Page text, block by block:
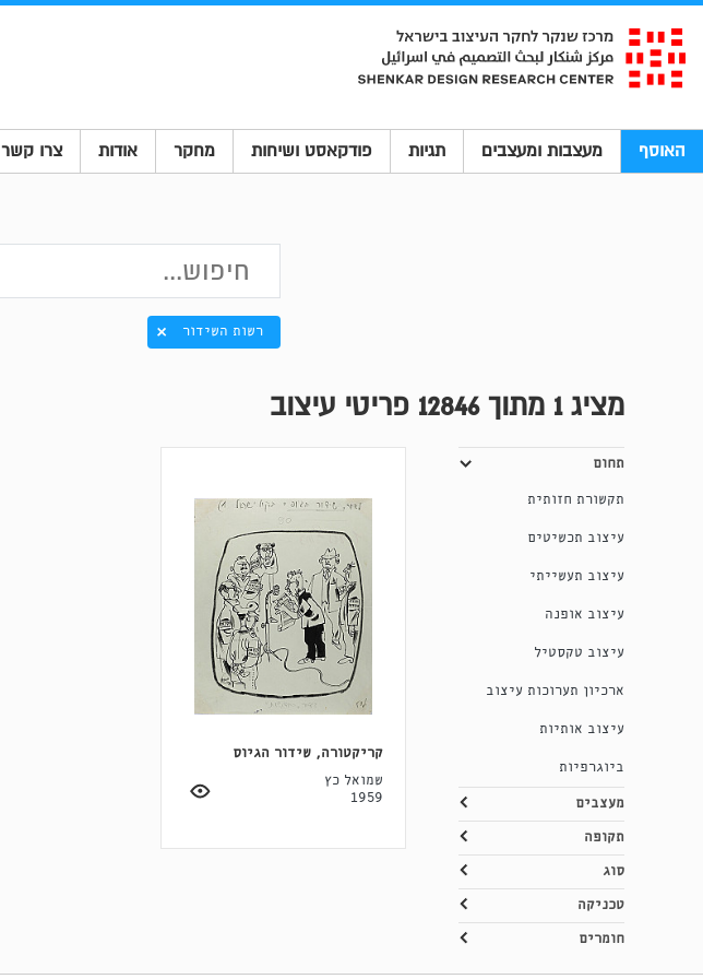
האוסף מעצבות ומעצבים תגיות פודקאסט ושיחות מחקר אודות צרו קשר
רשות השידור
מציג1 מתוך 12846 פריטי עיצוב
תחום
תקשורת חזותית
עיצוב תכשיטים
עיצוב תעשייתי
עיצוב אופנה
עיצוב טקסטיל
ארכיון תערוכות עיצוב
עיצוב אותיות
ביוגרפיות
מעצבים
תקופה
סוג
טכניקה
חומרים
קריקטורה, שידור הגיוס
שמואל כץ
1959